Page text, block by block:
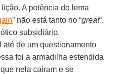
A potência do lema
” não está tanto no “great”.
subsidiário,
de um questionamento
foi a armadilha estendida
nela caíram e se